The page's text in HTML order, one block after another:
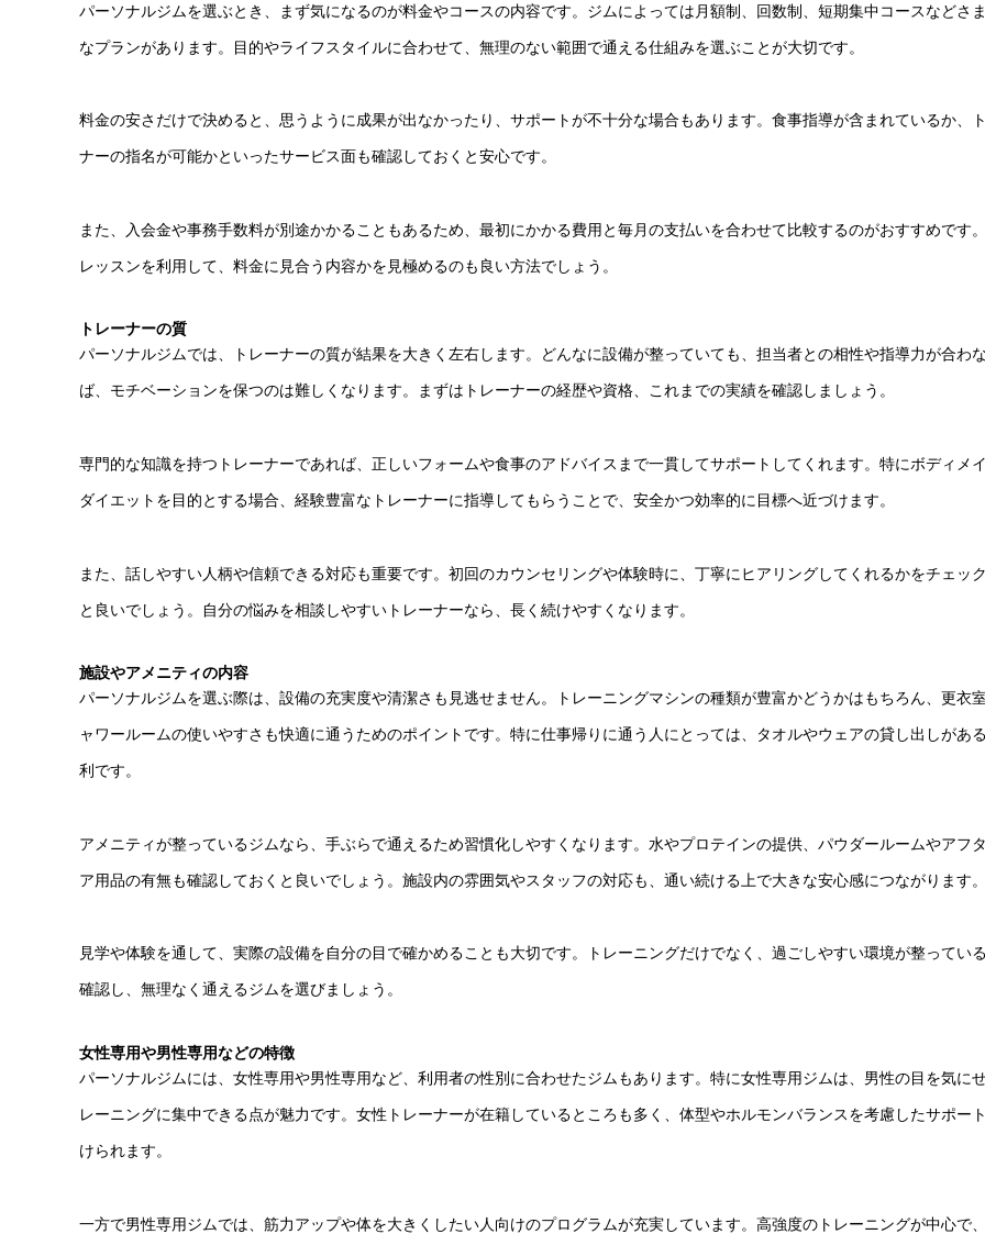
パーソナルジムを選ぶとき、まず気になるのが料金やコースの内容です。ジムによっては月額制、回数制、短期集中コースなどさ
なプランがあります。目的やライフスタイルに合わせて、無理のない範囲で通える仕組みを選ぶことが大切です。
料金の安さだけで決めると、思うように成果が出なかったり、サポートが不十分な場合もあります。食事指導が含まれているか、
ナーの指名が可能かといったサービス面も確認しておくと安心です。
また、入会金や事務手数料が別途かかることもあるため、最初にかかる費用と毎月の支払いを合わせて比較するのがおすすめです
レッスンを利用して、料金に見合う内容かを見極めるのも良い方法でしょう。
トレーナーの質
パーソナルジムでは、トレーナーの質が結果を大きく左右します。どんなに設備が整っていても、担当者との相性や指導力が合わ
ば、モチベーションを保つのは難しくなります。まずはトレーナーの経歴や資格、これまでの実績を確認しましょう。
専門的な知識を持つトレーナーであれば、正しいフォームや食事のアドバイスまで一貫してサポートしてくれます。特にボディメ
ダイエットを目的とする場合、経験豊富なトレーナーに指導してもらうことで、安全かつ効率的に目標へ近づけます。
また、話しやすい人柄や信頼できる対応も重要です。初回のカウンセリングや体験時に、丁寧にヒアリングしてくれるかをチェッ
と良いでしょう。自分の悩みを相談しやすいトレーナーなら、長く続けやすくなります。
施設やアメニティの内容
パーソナルジムを選ぶ際は、設備の充実度や清潔さも見逃せません。トレーニングマシンの種類が豊富かどうかはもちろん、更衣
ャワールームの使いやすさも快適に通うためのポイントです。特に仕事帰りに通う人にとっては、タオルやウェアの貸し出しがあ
利です。
アメニティが整っているジムなら、手ぶらで通えるため習慣化しやすくなります。水やプロテインの提供、パウダールームやアフ
ア用品の有無も確認しておくと良いでしょう。施設内の雰囲気やスタッフの対応も、通い続ける上で大きな安心感につながります
見学や体験を通して、実際の設備を自分の目で確かめることも大切です。トレーニングだけでなく、過ごしやすい環境が整ってい
確認し、無理なく通えるジムを選びましょう。
女性専用や男性専用などの特徴
パーソナルジムには、女性専用や男性専用など、利用者の性別に合わせたジムもあります。特に女性専用ジムは、男性の目を気に
レーニングに集中できる点が魅力です。女性トレーナーが在籍しているところも多く、体型やホルモンバランスを考慮したサポー
けられます。
一方で男性専用ジムでは、筋力アップや体を大きくしたい人向けのプログラムが充実しています。高強度のトレーニングが中心で